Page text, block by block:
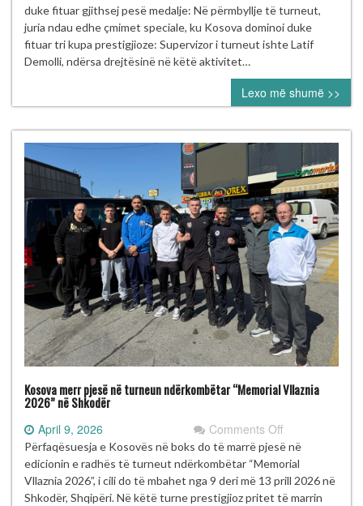
Vllaznia
2026”
në
duke fituar gjithsej pesë medalje: Në përmbyllje të turneut,
juria ndau edhe çmimet speciale, ku Kosova dominoi duke
fituar tri kupa prestigjioze: Supervizor i turneut ishte Latif
Demolli, ndërsa drejtësinë në këtë aktivitet…
Lexo më shumë >>
Kosova merr pjesë në turneun ndërkombëtar “Memorial Vllaznia
2026” në Shkodër
April 9, 2026 Comments Offon
Kosova
merr
pjesë
në
Përfaqësuesja e Kosovës në boks do të marrë pjesë në
edicionin e radhës të turneut ndërkombëtar “Memorial
Vllaznia 2026”, i cili do të mbahet nga 9 deri më 13 prill 2026 në
Shkodër, Shqipëri. Në këtë turne prestigjioz pritet të marrin